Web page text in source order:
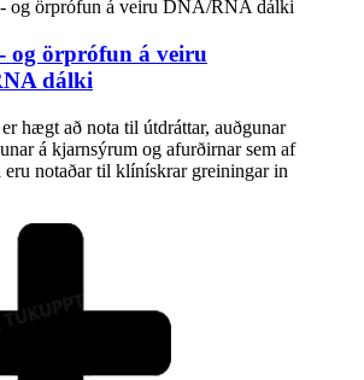
og örprófun á veiru
dálki
er hægt að nota til útdráttar, auðgunar
á kjarnsýrum og afurðirnar sem af
eru notaðar til klínískrar greiningar in